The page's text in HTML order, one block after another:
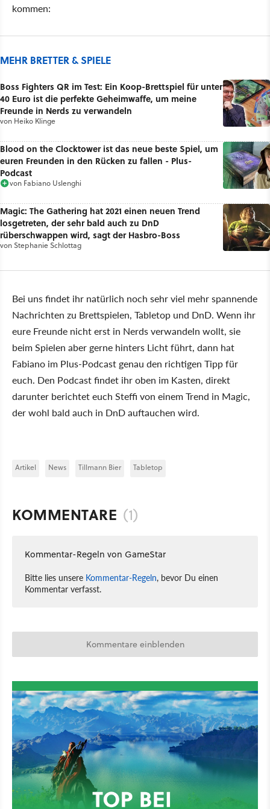
kommen:
MEHR BRETTER & SPIELE
Boss Fighters QR im Test: Ein Koop-Brettspiel für unter
40 Euro ist die perfekte Geheimwaffe, um meine
Freunde in Nerds zu verwandeln
von Heiko Klinge
Blood on the Clocktower ist das neue beste Spiel, um
euren Freunden in den Rücken zu fallen - Plus-
Podcast
von Fabiano Uslenghi
Magic: The Gathering hat 2021 einen neuen Trend
losgetreten, der sehr bald auch zu DnD
rüberschwappen wird, sagt der Hasbro-Boss
vonStephanie Schlottag
Bei uns findet ihr natürlich noch sehr viel mehr spannende
Nachrichten zu Brettspielen, Tabletop und DnD. Wenn ihr
eure Freunde nicht erst in Nerds verwandeln wollt, sie
beim Spielen aber gerne hinters Licht führt, dann hat
Fabiano im Plus-Podcast genau den richtigen Tipp für
euch. Den Podcast findet ihr oben im Kasten, direkt
darunter berichtet euch Steffi von einem Trend in Magic,
der wohl bald auch in DnD auftauchen wird.
Artikel News Tillmann Bier Tabletop
KOMMENTARE (1)
Kommentar-Regeln von GameStar
Bitte lies unsere Kommentar-Regeln, bevor Du einen
Kommentar verfasst.
Kommentare einblenden